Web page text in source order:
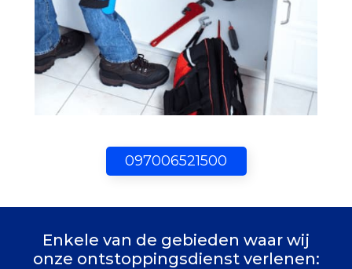
097006521500
Enkele van de gebieden waar wij
onze ontstoppingsdienst verlenen: